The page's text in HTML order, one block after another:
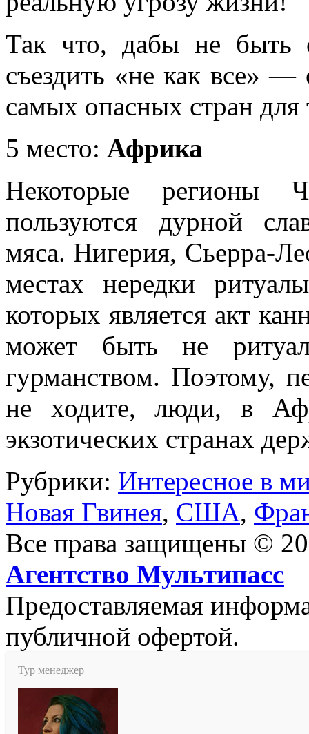
Так что, дабы не быть
съездить «не как все»
самых опасных стран для
5 место: Африка
Некоторые регионы
пользуются дурной
мяса. Нигерия, Сьерра-
местах нередки
которых является акт
может быть не
гурманством. Поэтому,
не ходите, люди, в
экзотических странах
Рубрики: Интересное в
Новая Гвинея, США,
Все права защищены ©
Агентство Мультипасс
Предоставляемая
публичной офертой.
Тур менеджер